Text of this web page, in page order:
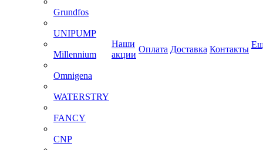
Grundfos
UNIPUMP
Millennium
Omnigena
WATERSTRY
FANCY
CNP
Наши
акции
Оплата Доставка Контакты